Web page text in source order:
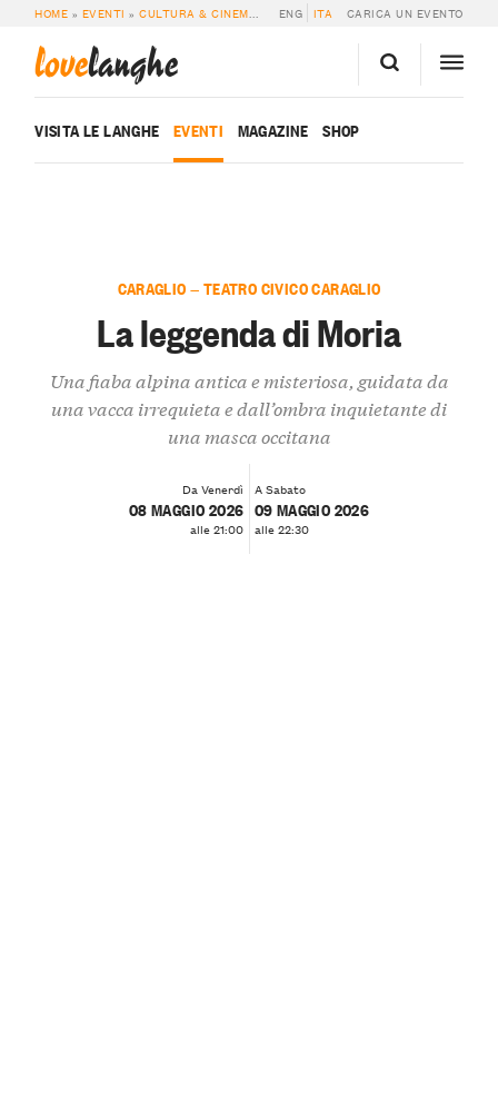
HOME » EVENTI »CULTURA & CINEMA » LA LEGGENDA DI MORIA
ENG ITA CARICA UN EVENTO
lovelanghe
VISITA LE LANGHE EVENTI MAGAZINE SHOP
CARAGLIO — TEATRO CIVICO CARAGLIO
La leggenda di Moria
Una fiaba alpina antica e misteriosa, guidata da
una vacca irrequieta e dall’ombra inquietante di
una masca occitana
Da Venerdì
08 MAGGIO 2026
alle 21:00
A Sabato
09 MAGGIO 2026
alle 22:30